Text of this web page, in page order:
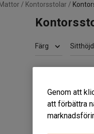
Kontorsstolar
Färg Sitthöjd
Genom att
att förbättra